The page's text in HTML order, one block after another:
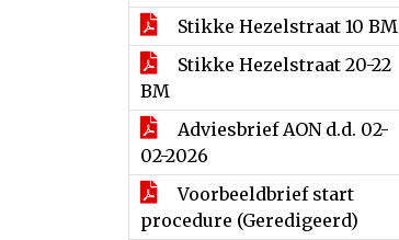
Stikke Hezelstraat 10 BM
Stikke Hezelstraat 20-22
BM
Adviesbrief AON d.d. 02-
02-2026
Voorbeeldbrief start
procedure (Geredigeerd)